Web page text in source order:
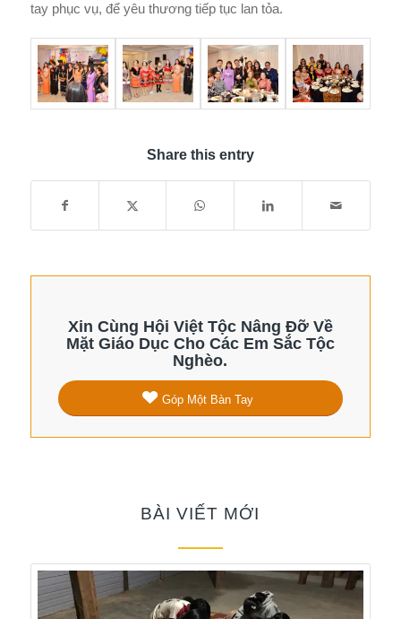
tay phục vụ, để yêu thương tiếp tục lan tỏa.
Share this entry
Xin Cùng Hội Việt Tộc Nâng Đỡ Về
Mặt Giáo Dục Cho Các Em Sắc Tộc
Nghèo.
Góp Một Bàn Tay
BÀI VIẾT MỚI